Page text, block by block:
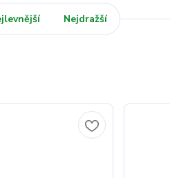
Nejdražší